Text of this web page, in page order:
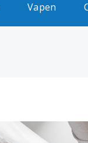
Vapen